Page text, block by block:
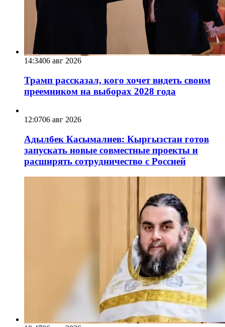
14:3406 авг 2026
Трамп рассказал, кого хочет видеть своим
преемником на выборах 2028 года
12:0706 авг 2026
Адылбек Касымалиев: Кыргызстан готов
запускать новые совместные проекты и
расширять сотрудничество с Россией